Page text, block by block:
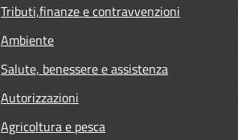
Tributi,finanze e contravvenzioni
Ambiente
Salute, benessere e assistenza
Autorizzazioni
Agricoltura e pesca